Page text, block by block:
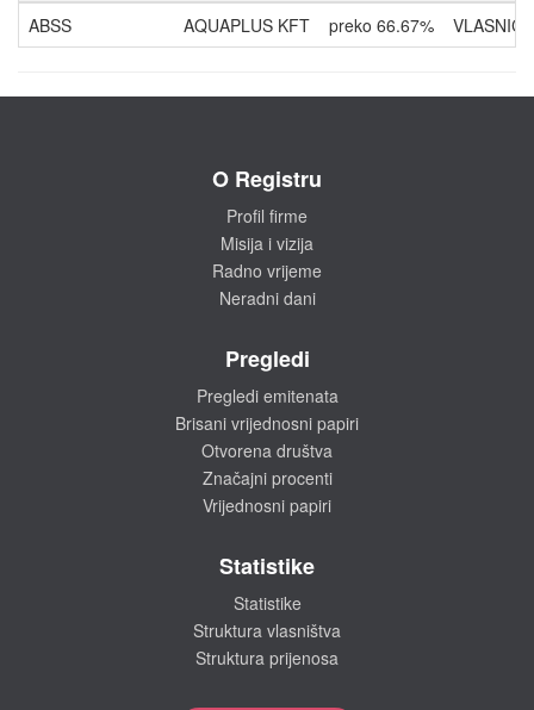
ABSS
AQUAPLUS KFT preko 66.67%
O Registru
Profil firme
Misija i vizija
Radno vrijeme
Neradni dani
Pregledi
Pregledi emitenata
Brisani vrijednosni papiri
Otvorena društva
Značajni procenti
Vrijednosni papiri
Statistike
Statistike
Struktura vlasništva
Struktura prijenosa